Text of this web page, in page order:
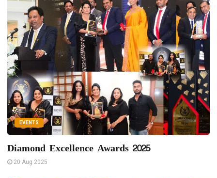
EVENTS
Diamond Excellence Awards 2025
20 Aug 2025